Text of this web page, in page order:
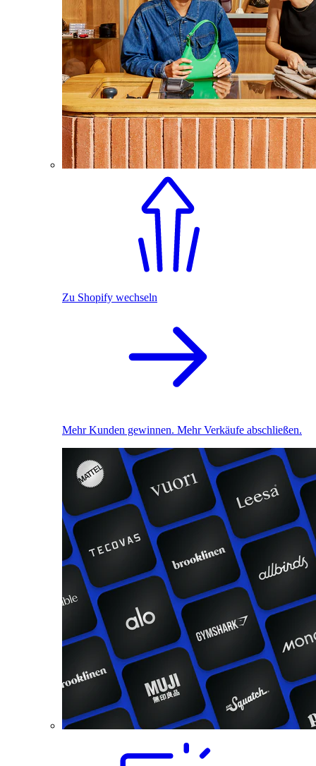
Zu Shopify wechseln
Mehr Kunden gewinnen. Mehr Verkäufe abschließen.